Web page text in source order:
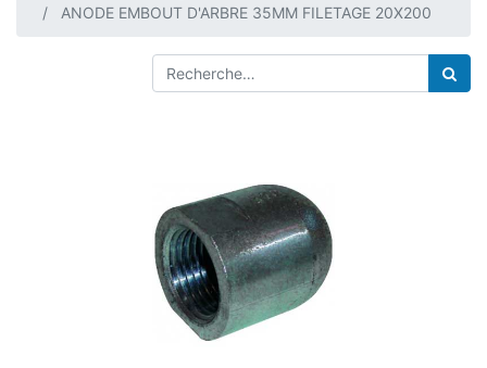
ANODE EMBOUT D'ARBRE 35MM FILETAGE 20X200